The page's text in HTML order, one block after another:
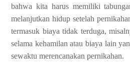
bahwa kita harus memiliki
melanjutkan hidup setelah
termasuk biaya tidak terduga,
selama kehamilan atau biaya lain
sewaktu merencanakan pernikahan.